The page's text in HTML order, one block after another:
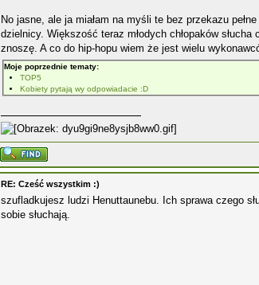
No jasne, ale ja miałam na myśli te bez przekazu
dzielnicy. Większość teraz młodych chłopaków
znoszę. A co do hip-hopu wiem że jest wielu
Moje poprzednie tematy:
TOP5
Kobiety pytają wy odpowiadacie :D
RE: Cześć wszystkim :)
szufladkujesz ludzi Henuttaunebu. Ich sprawa czego
sobie słuchają.